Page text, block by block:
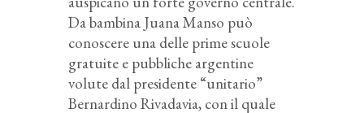
Da bambina Juana Manso può
conoscere una delle prime scuole
gratuite e pubbliche argentine
volute dal presidente “unitario”
Bernardino Rivadavia, con il quale